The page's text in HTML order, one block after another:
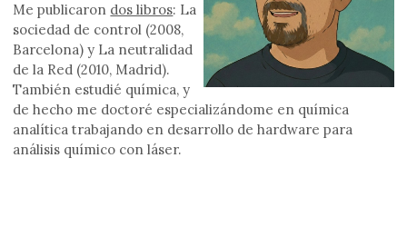
Me publicaron dos libros: La
sociedad de control (2008,
Barcelona) y La neutralidad
de la Red (2010, Madrid).
También estudié química, y
de hecho me doctoré especializándome en química
analítica trabajando en desarrollo de hardware para
análisis químico con láser.